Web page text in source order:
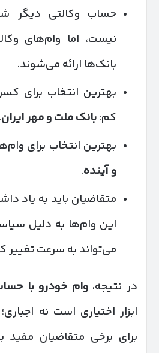
حساب وکالتی دیگر
نیست، اما وام‌های
بانک‌ها ارائه می‌شوند.
بهترین انتخاب برای
کم:بانک ملت و مهر ایران.
بهترین انتخاب برای
و آینده.
متقاضیان باید به یاد
این وام‌ها به دلیل
می‌تواند به سرعت تغییر
در نتیجه،وام خودرو با
ابزار اختیاری است نه
برای برخی متقاضیان مفید